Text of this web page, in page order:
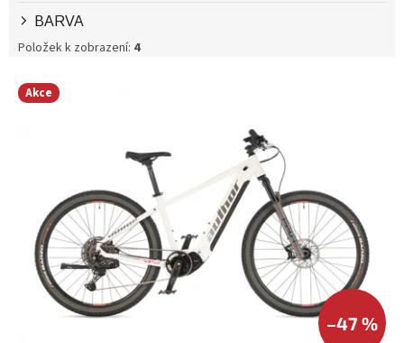
BARVA
Položek k zobrazení: 4
V
Ý Akce
–47 %